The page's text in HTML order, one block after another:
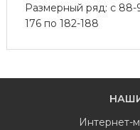
Размерный ряд: с 88-
176 по 182-188
Интернет-